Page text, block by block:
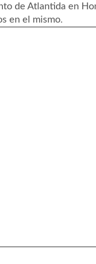
de Atlantida en
en el mismo.